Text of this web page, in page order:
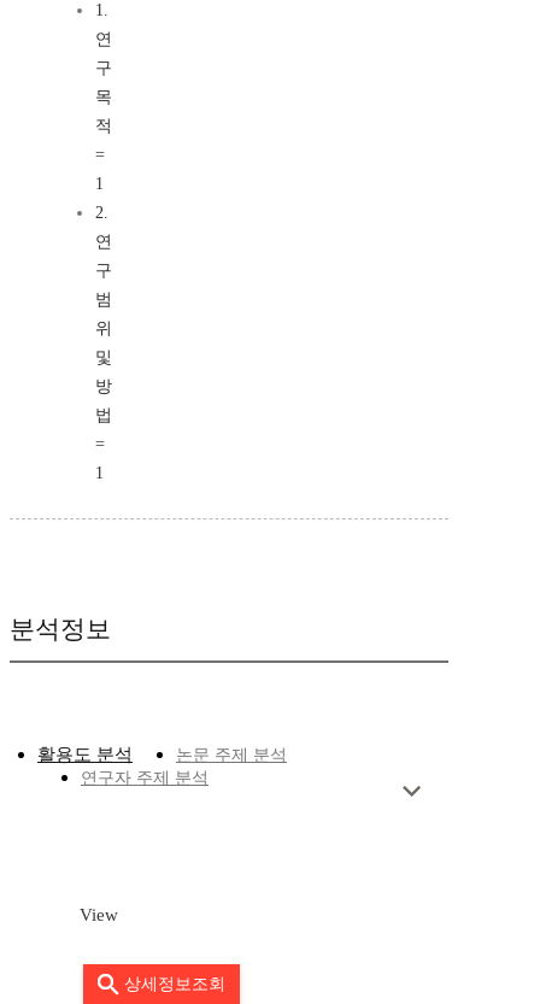
1.
연
구
목
적
=
1
2.
연
구
범
위
및
방
법
=
1
분석정보
활용도 분석
논문 주제 분석
연구자 주제 분석
View
상세정보조회